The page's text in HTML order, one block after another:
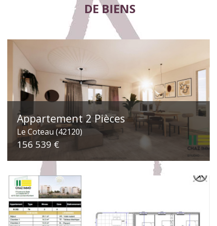
DE BIENS
Appartement 2 Pièces
Le Coteau (42120)
156 539 €